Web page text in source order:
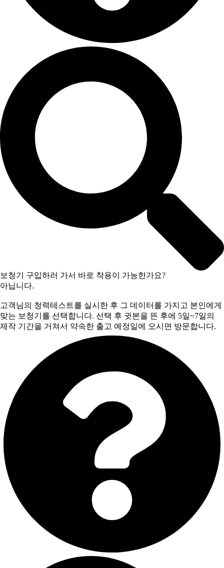
보청기 구입하러 가서 바로 착용이 가능한가요?
아닙니다.
고객님의 청력테스트를 실시한 후 그 데이터를 가지고 본인에게
맞는 보청기를 선택합니다. 선택 후 귓본을 뜬 후에 5일~7일의
제작 기간을 거쳐서 약속한 출고 예정일에 오시면 방문합니다.